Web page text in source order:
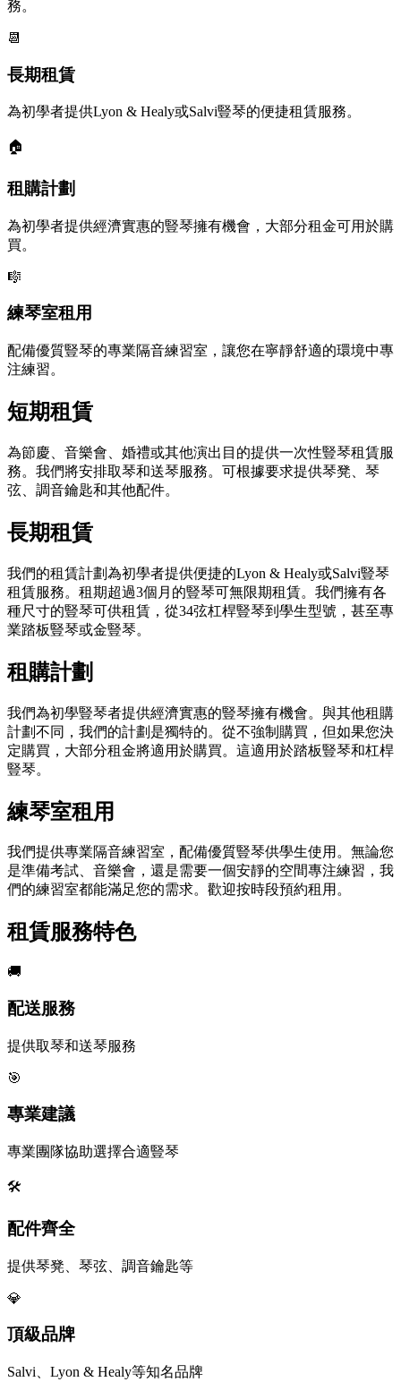
務。
📆
長期租賃
為初學者提供Lyon & Healy或Salvi豎琴的便捷租賃服務。
🏠
租購計劃
為初學者提供經濟實惠的豎琴擁有機會，大部分租金可用於購
買。
🎼
練琴室租用
配備優質豎琴的專業隔音練習室，讓您在寧靜舒適的環境中專
注練習。
短期租賃
為節慶、音樂會、婚禮或其他演出目的提供一次性豎琴租賃服
務。我們將安排取琴和送琴服務。可根據要求提供琴凳、琴
弦、調音鑰匙和其他配件。
長期租賃
我們的租賃計劃為初學者提供便捷的Lyon & Healy或Salvi豎琴
租賃服務。租期超過3個月的豎琴可無限期租賃。我們擁有各
種尺寸的豎琴可供租賃，從34弦杠桿豎琴到學生型號，甚至專
業踏板豎琴或金豎琴。
租購計劃
我們為初學豎琴者提供經濟實惠的豎琴擁有機會。與其他租購
計劃不同，我們的計劃是獨特的。從不強制購買，但如果您決
定購買，大部分租金將適用於購買。這適用於踏板豎琴和杠桿
豎琴。
練琴室租用
我們提供專業隔音練習室，配備優質豎琴供學生使用。無論您
是準備考試、音樂會，還是需要一個安靜的空間專注練習，我
們的練習室都能滿足您的需求。歡迎按時段預約租用。
租賃服務特色
🚚
配送服務
提供取琴和送琴服務
🎯
專業建議
專業團隊協助選擇合適豎琴
🛠️
配件齊全
提供琴凳、琴弦、調音鑰匙等
💎
頂級品牌
Salvi、Lyon & Healy等知名品牌